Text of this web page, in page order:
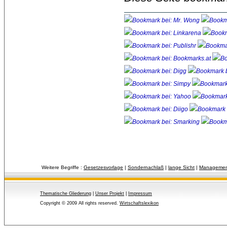
Weitere Begriffe : Gesetzesvorlage | Sondernachlaß | lange Sicht |
Thematische Gliederung Unser Projekt
Impressum
Copyright © 2009 All rights reserved. Wirtschaftslexikon